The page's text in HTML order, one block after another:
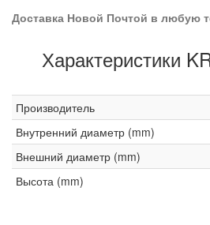
Доставка Новой Почтой в любую
Характеристики
Производитель
Внутренний диаметр (mm)
Внешний диаметр (mm)
Высота (mm)